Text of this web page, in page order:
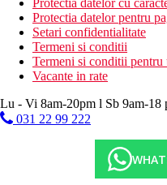
sezlonguri,
bar pe plaja
Activitati gratuite
programe de
programe de seara
fitness
tenis (1 ora pe zi
biliard (1 ora pe zi
mini-golf
Protectia datelor cu
Protectia datelor pentru
Setari confidentialitate
Termeni si conditii
Termeni si conditii
Vacante in rate
Lu - Vi 8am-20pm l Sb 9am-18
031 22 99 222